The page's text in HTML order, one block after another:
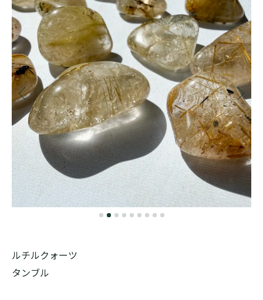
ルチルクォーツ
タンブル